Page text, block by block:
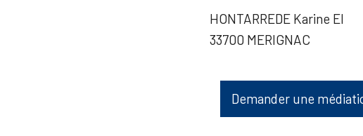
HONTARREDE Karine EI
33700 MERIGNAC
Demander une